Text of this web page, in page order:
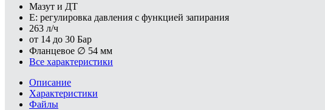
Мазут и ДТ
E: регулировка давления с функцией запирания
263 л/ч
от 14 до 30 Бар
Фланцевое ∅ 54 мм
Все характеристики
Описание
Характеристики
Файлы